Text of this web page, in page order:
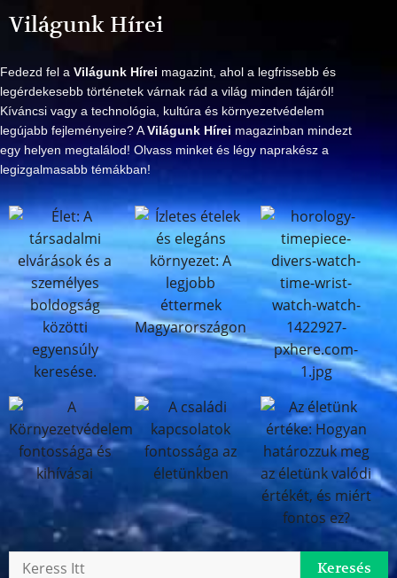
Világunk Hírei
Fedezd fel a Világunk Hírei magazint, ahol a legfrissebb és
legérdekesebb történetek várnak rád a világ minden tájáról!
Kíváncsi vagy a technológia, kultúra és környezetvédelem
legújabb fejleményeire? AVilágunk Hírei magazinban mindezt
egy helyen megtalálod! Olvass minket és légy naprakész a
legizgalmasabb témákban!
Keresés